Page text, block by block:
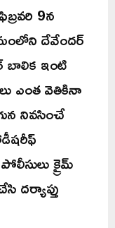
9న
దేవేందర్
బాలిక ఇంటి
ఎంత వెతికినా
నివసించే
క్రైమ్
దర్యాప్తు